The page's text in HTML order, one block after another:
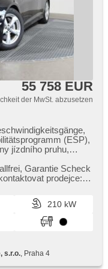
55 758 EUR
der MwSt. abzusetzen
(ESP),
jízdního pruhu,
světlomety, LED
hlasové ovládání
palubního počítače,
režimu, elektronická
přední,
volantem,
Garantie Scheck​
prodejce:
210 kW
s.r.o. , Praha 4